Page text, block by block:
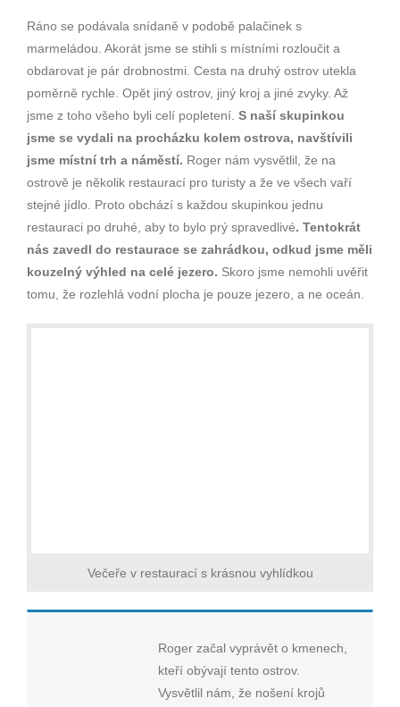
Ráno se podávala snídaně v podobě palačinek s
marmeládou. Akorát jsme se stihli s místními rozloučit a
obdarovat je pár drobnostmi. Cesta na druhý ostrov utekla
poměrně rychle. Opět jiný ostrov, jiný kroj a jiné zvyky. Až
jsme z toho všeho byli celí popletení. S naší skupinkou
jsme se vydali na procházku kolem ostrova, navštívili
jsme místní trh a náměstí. Roger nám vysvětlil, že na
ostrově je několik restaurací pro turisty a že ve všech vaří
stejné jídlo. Proto obchází s každou skupinkou jednu
restauraci po druhé, aby to bylo prý spravedlivé. Tentokrát
nás zavedl do restaurace se zahrádkou, odkud jsme měli
kouzelný výhled na celé jezero. Skoro jsme nemohli uvěřit
tomu, že rozlehlá vodní plocha je pouze jezero, a ne oceán.
Večeře v restaurací s krásnou vyhlídkou
Roger začal vyprávět o kmenech,
kteří obývají tento ostrov.
Vysvětlil nám, že nošení krojů